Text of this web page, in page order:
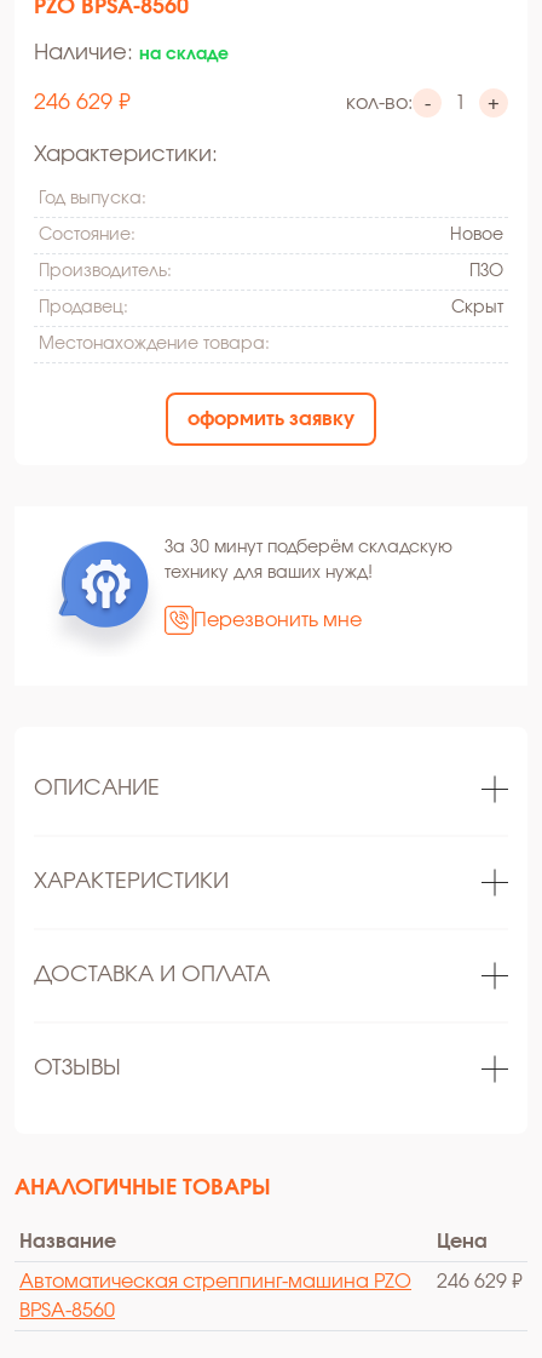
PZO BPSA-8560
Наличие: на складе
246 629 ₽ кол-во: - +
Характеристики:
Год выпуска:
Состояние: Hовое
Производитель: ПЗО
Продавец: Скрыт
Местонахождение товара:
оформить заявку
За 30 минут подберём складскую
технику для ваших нужд!
Перезвонить мне
ОПИСАНИЕ
ХАРАКТЕРИСТИКИ
ДОСТАВКА И ОПЛАТА
ОТЗЫВЫ
АНАЛОГИЧНЫЕ ТОВАРЫ
Название Цена
Автоматическая стреппинг-машина PZO
BPSA-8560
246 629 ₽